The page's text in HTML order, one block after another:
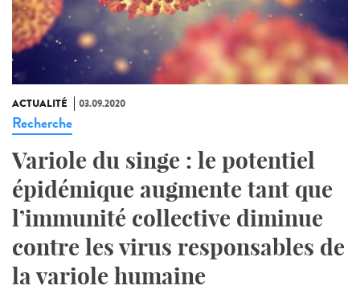
ACTUALITÉ 03.09.2020
Recherche
Variole du singe : le potentiel
épidémique augmente tant que
l’immunité collective diminue
contre les virus responsables de
la variole humaine